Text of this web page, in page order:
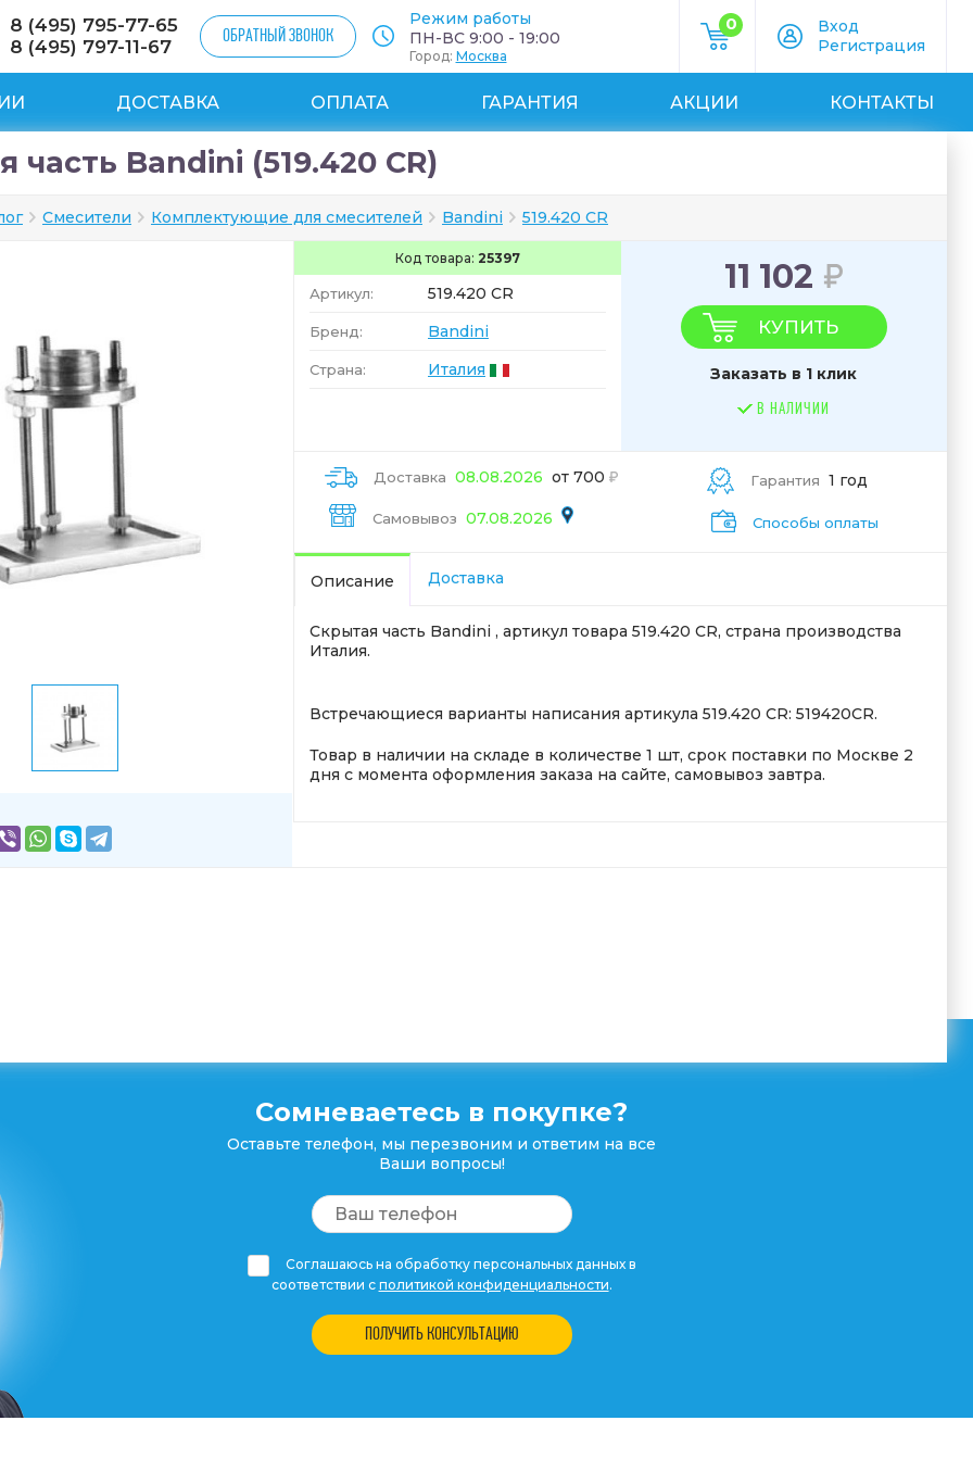
8 (495) 795-77-65
8 (495) 797-11-67
ОБРАТНЫЙ ЗВОНОК
Режим работы
ПН-ВС 9:00 - 19:00
Город: Москва
0
Вход
Регистрация
ДОСТАВКА ОПЛАТА ГАРАНТИЯ АКЦИИ КОНТАКТЫ
часть Bandini (519.420 CR)
Смесители Комплектующие для смесителей Bandini 519.420 CR
Код товара: 25397
Артикул: 519.420 CR
Бренд: Bandini
Страна: Италия
11 102
КУПИТЬ
Заказать в 1 клик
В НАЛИЧИИ
Доставка 08.08.2026 от 700
Самовывоз 07.08.2026
Гарантия 1 год
Способы оплаты
Описание Доставка
Скрытая часть Bandini , артикул товара 519.420 CR, страна производства
Италия.
Встречающиеся варианты написания артикула 519.420 CR: 519420CR.
Товар в наличии на складе в количестве 1 шт, срок поставки по Москве 2
дня с момента оформления заказа на сайте, самовывоз завтра.
Сомневаетесь в покупке?
Оставьте телефон, мы перезвоним и ответим на все
Ваши вопросы!
Соглашаюсь на обработку персональных данных в
соответствии с политикой конфиденциальности.
ПОЛУЧИТЬ КОНСУЛЬТАЦИЮ